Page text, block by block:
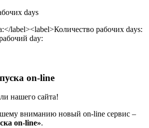
days
label><label>Количество рабочих days:
day:
on-line
нашего сайта!
вниманию новый on-line сервис –
on-line».